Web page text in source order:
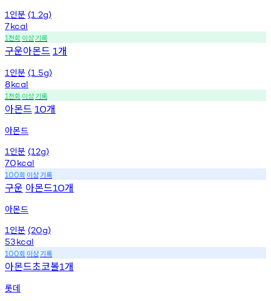
1 인분 (1.2g)
7kcal
1천회 이상기록
구운아몬드 1개
1 인분 (1.5g)
8kcal
1천회 이상기록
아몬드 10개
아몬드
1 인분 (12g)
70kcal
100회 이상기록
구운 아몬드10개
아몬드
1 인분 (20g)
53kcal
100회 이상기록
아몬드초코볼1개
롯데